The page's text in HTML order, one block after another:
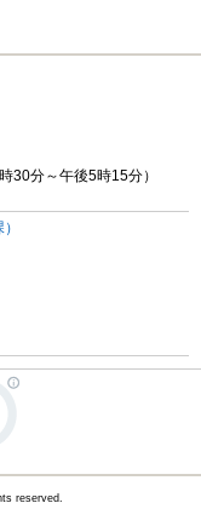
30分～午後5時15分）
reserved.